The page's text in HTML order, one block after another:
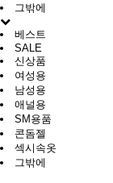
그밖에
베스트
SALE
신상품
여성용
남성용
애널용
SM용품
콘돔젤
섹시속옷
그밖에